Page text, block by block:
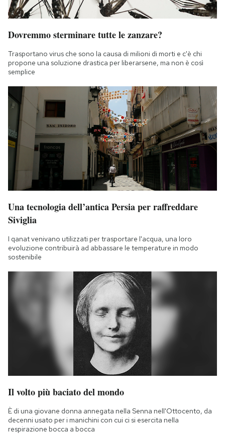
Dovremmo sterminare tutte le zanzare?
Trasportano virus che sono la causa di milioni di morti e c'è chi
propone una soluzione drastica per liberarsene, ma non è così
semplice
Una tecnologia dell’antica Persia per raffreddare
Siviglia
I qanat venivano utilizzati per trasportare l'acqua, una loro
evoluzione contribuirà ad abbassare le temperature in modo
sostenibile
Il volto più baciato del mondo
È di una giovane donna annegata nella Senna nell'Ottocento, da
decenni usato per i manichini con cui ci si esercita nella
respirazione bocca a bocca